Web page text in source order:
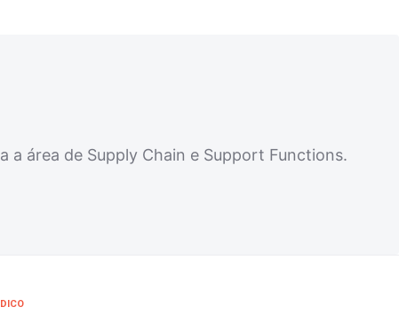
a área de Supply Chain e Support Functions.